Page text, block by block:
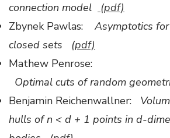
connection model
(pdf)
Zbynek Pawlas: Asymptotics
closed sets (pdf)
Mathew Penrose:
Optimal cuts of random
Benjamin Reichenwallner:
hulls of n < d + 1 points in d-